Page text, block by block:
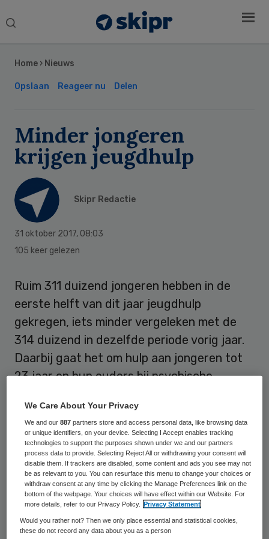
Search
Home › Nieuws
Opslaan Reageer nu Delen
Minder jongeren
krijgen jeugdhulp
Skipr Redactie
31 oktober 2017, 08:03
105 keer gelezen
Ruim 311 duizend jongeren hebben in de
eerste helft van dit jaar jeugdhulp
gekregen, iets minder vergeleken met de
314 duizend in dezelfde periode vorig jaar.
Daarbij gaat het om hulp aan jongeren tot
23 jaar en hun ouders bij psychische
opvoedproblemen, aldus het Centraal
Bureau voor de Statistiek (CBS).
In totaal kregen 181 duizend jongens en 130
duizend meisjes hulp. Ongeveer de helft van
alle hulpvragers was tussen vier en elf jaar
oud. Dat komt overeen met ruim 10 procent
van alle kinderen in Nederland van deze
Sidebar
We Care About Your Privacy
We and our887 partners store and access personal data, like browsing data
or unique identifiers, on your device. Selecting I Accept enables tracking
technologies to support the purposes shown under we and our partners
process data to provide. Selecting Reject All or withdrawing your consent will
disable them. If trackers are disabled, some content and ads you see may not
be as relevant to you. You can resurface this menu to change your choices or
withdraw consent at any time by clicking the Manage Preferences link on the
bottom of the webpage. Your choices will have effect within our Website. For
more details, refer to our Privacy Policy.
Privacy Statement
Would you rather not? Then we only place essential and statistical cookies,
these do not record any data about you as a person